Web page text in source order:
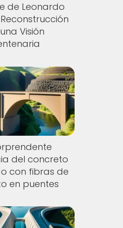
de Leonardo
Visión
del concreto
con fibras de
en puentes